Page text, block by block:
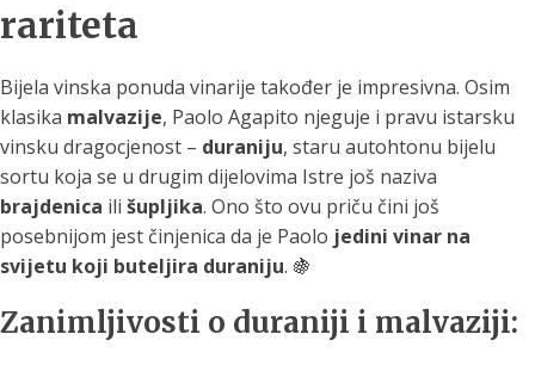
rariteta
Bijela vinska ponuda vinarije također je impresivna. Osim
klasika malvazije, Paolo Agapito njeguje i pravu istarsku
vinsku dragocjenost – duraniju, staru autohtonu bijelu
sortu koja se u drugim dijelovima Istre još naziva
brajdenica ili šupljika. Ono što ovu priču čini još
posebnijom jest činjenica da je Paolo jedini vinar na
svijetu koji buteljira duraniju. 🍇
Zanimljivosti o duraniji i malvaziji: